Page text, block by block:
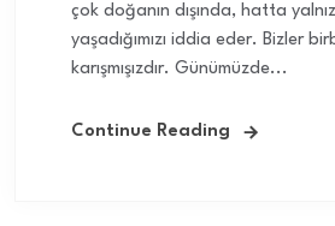
çok doğanın dışında, hatta
yaşadığımızı iddia eder. Bizler
karışmışızdır. Günümüzde...
Continue Reading